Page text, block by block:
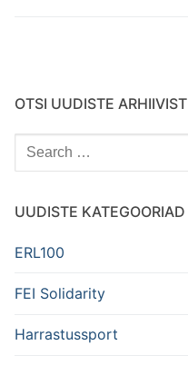
OTSI UUDISTE ARHIIVIST
Search
for:
UUDISTE KATEGOORIAD
ERL100
FEI Solidarity
Harrastussport